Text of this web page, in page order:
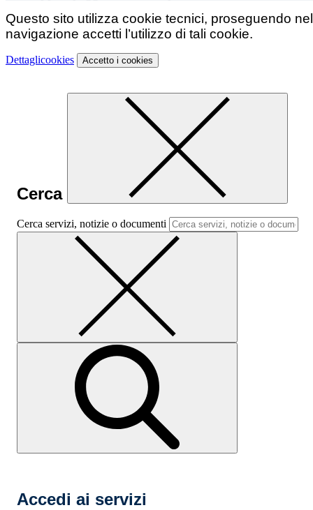
Questo sito utilizza cookie tecnici, proseguendo
navigazione accetti l’utilizzo di tali cookie.
Dettaglicookies Accetto i cookies
Cerca
Cerca servizi, notizie o documenti
Accedi ai servizi